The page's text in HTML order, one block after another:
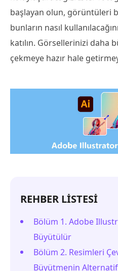
başlayan olun, görüntüleri
bunların nasıl
katılın. Görsellerinizi daha
çekmeye hazır hale
REHBER LİSTESİ
Bölüm 1. Adobe
Büyütülür
Bölüm 2. Resimleri
Büyütmenin